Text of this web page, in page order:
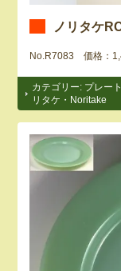
ノリタケ
No.R7083 価格：
カテゴリー: プレー
リタケ・Noritake